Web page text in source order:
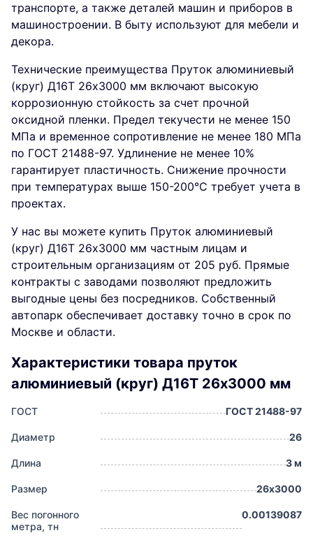
транспорте, а также деталей машин и приборов в
машиностроении. В быту используют для мебели и
декора.
Технические преимущества Пруток алюминиевый
(круг) Д16Т 26х3000 мм включают высокую
коррозионную стойкость за счет прочной
оксидной пленки. Предел текучести не менее 150
МПа и временное сопротивление не менее 180 МПа
по ГОСТ 21488-97. Удлинение не менее 10%
гарантирует пластичность. Снижение прочности
при температурах выше 150-200°C требует учета в
проектах.
У нас вы можете купить Пруток алюминиевый
(круг) Д16Т 26х3000 мм частным лицам и
строительным организациям от 205 руб. Прямые
контракты с заводами позволяют предложить
выгодные цены без посредников. Собственный
автопарк обеспечивает доставку точно в срок по
Москве и области.
Характеристики товара пруток
алюминиевый (круг) Д16Т 26х3000 мм
ГОСТ ГОСТ 21488-97
Диаметр 26
Длина 3 м
Размер 26х3000
Вес погонного
метра, тн
0.00139087